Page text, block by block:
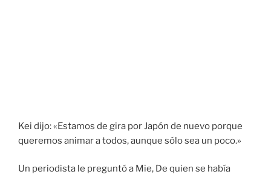
Kei dijo: «Estamos de gira por Japón de nuevo porque
queremos animar a todos, aunque sólo sea un poco.»
Un periodista le preguntó a Mie, De quien se había